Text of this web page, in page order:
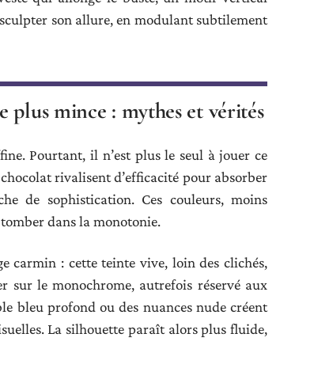
son allure, en modulant subtilement
mince : mythes et vérités
Pourtant, il n’est plus le seul à jouer ce
rivalisent d’efficacité pour absorber
de sophistication. Ces couleurs, moins
dans la monotonie.
carmin : cette teinte vive, loin des clichés,
sur le monochrome, autrefois réservé aux
bleu profond ou des nuances nude créent
La silhouette paraît alors plus fluide,